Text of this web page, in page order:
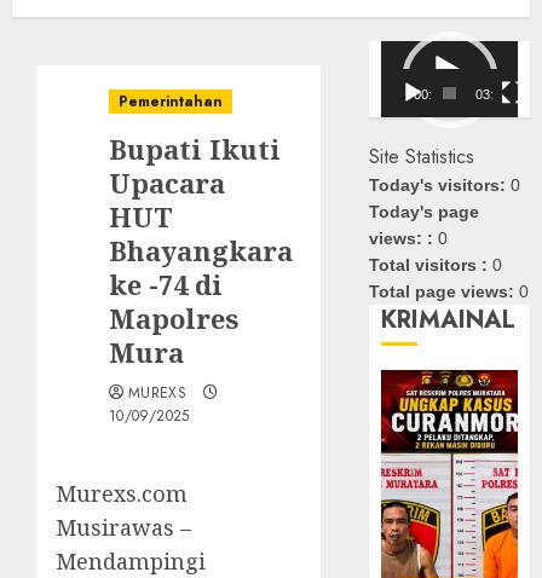
Pemerintahan
Bupati Ikuti
Upacara
HUT
Bhayangkara
ke -74 di
Mapolres
Mura
MUREXS
10/09/2025
Murexs.com
Musirawas –
Mendampingi
Pemutar
Video
00:00 03:08
Site Statistics
Today's visitors:0
Today's page
views: :0
Total visitors :0
Total page views:0
KRIMAINAL